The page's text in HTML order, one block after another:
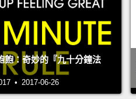
飽：奇妙的『九十分鐘法
• 2017-06-26